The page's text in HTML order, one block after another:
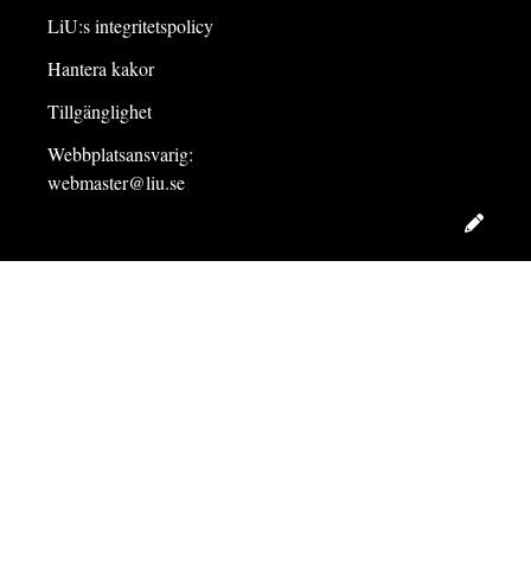
LiU:s integritetspolicy
Hantera kakor
Tillgänglighet
Webbplatsansvarig:
webmaster@liu.se